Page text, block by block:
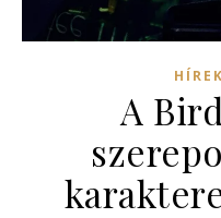
HÍREK
A